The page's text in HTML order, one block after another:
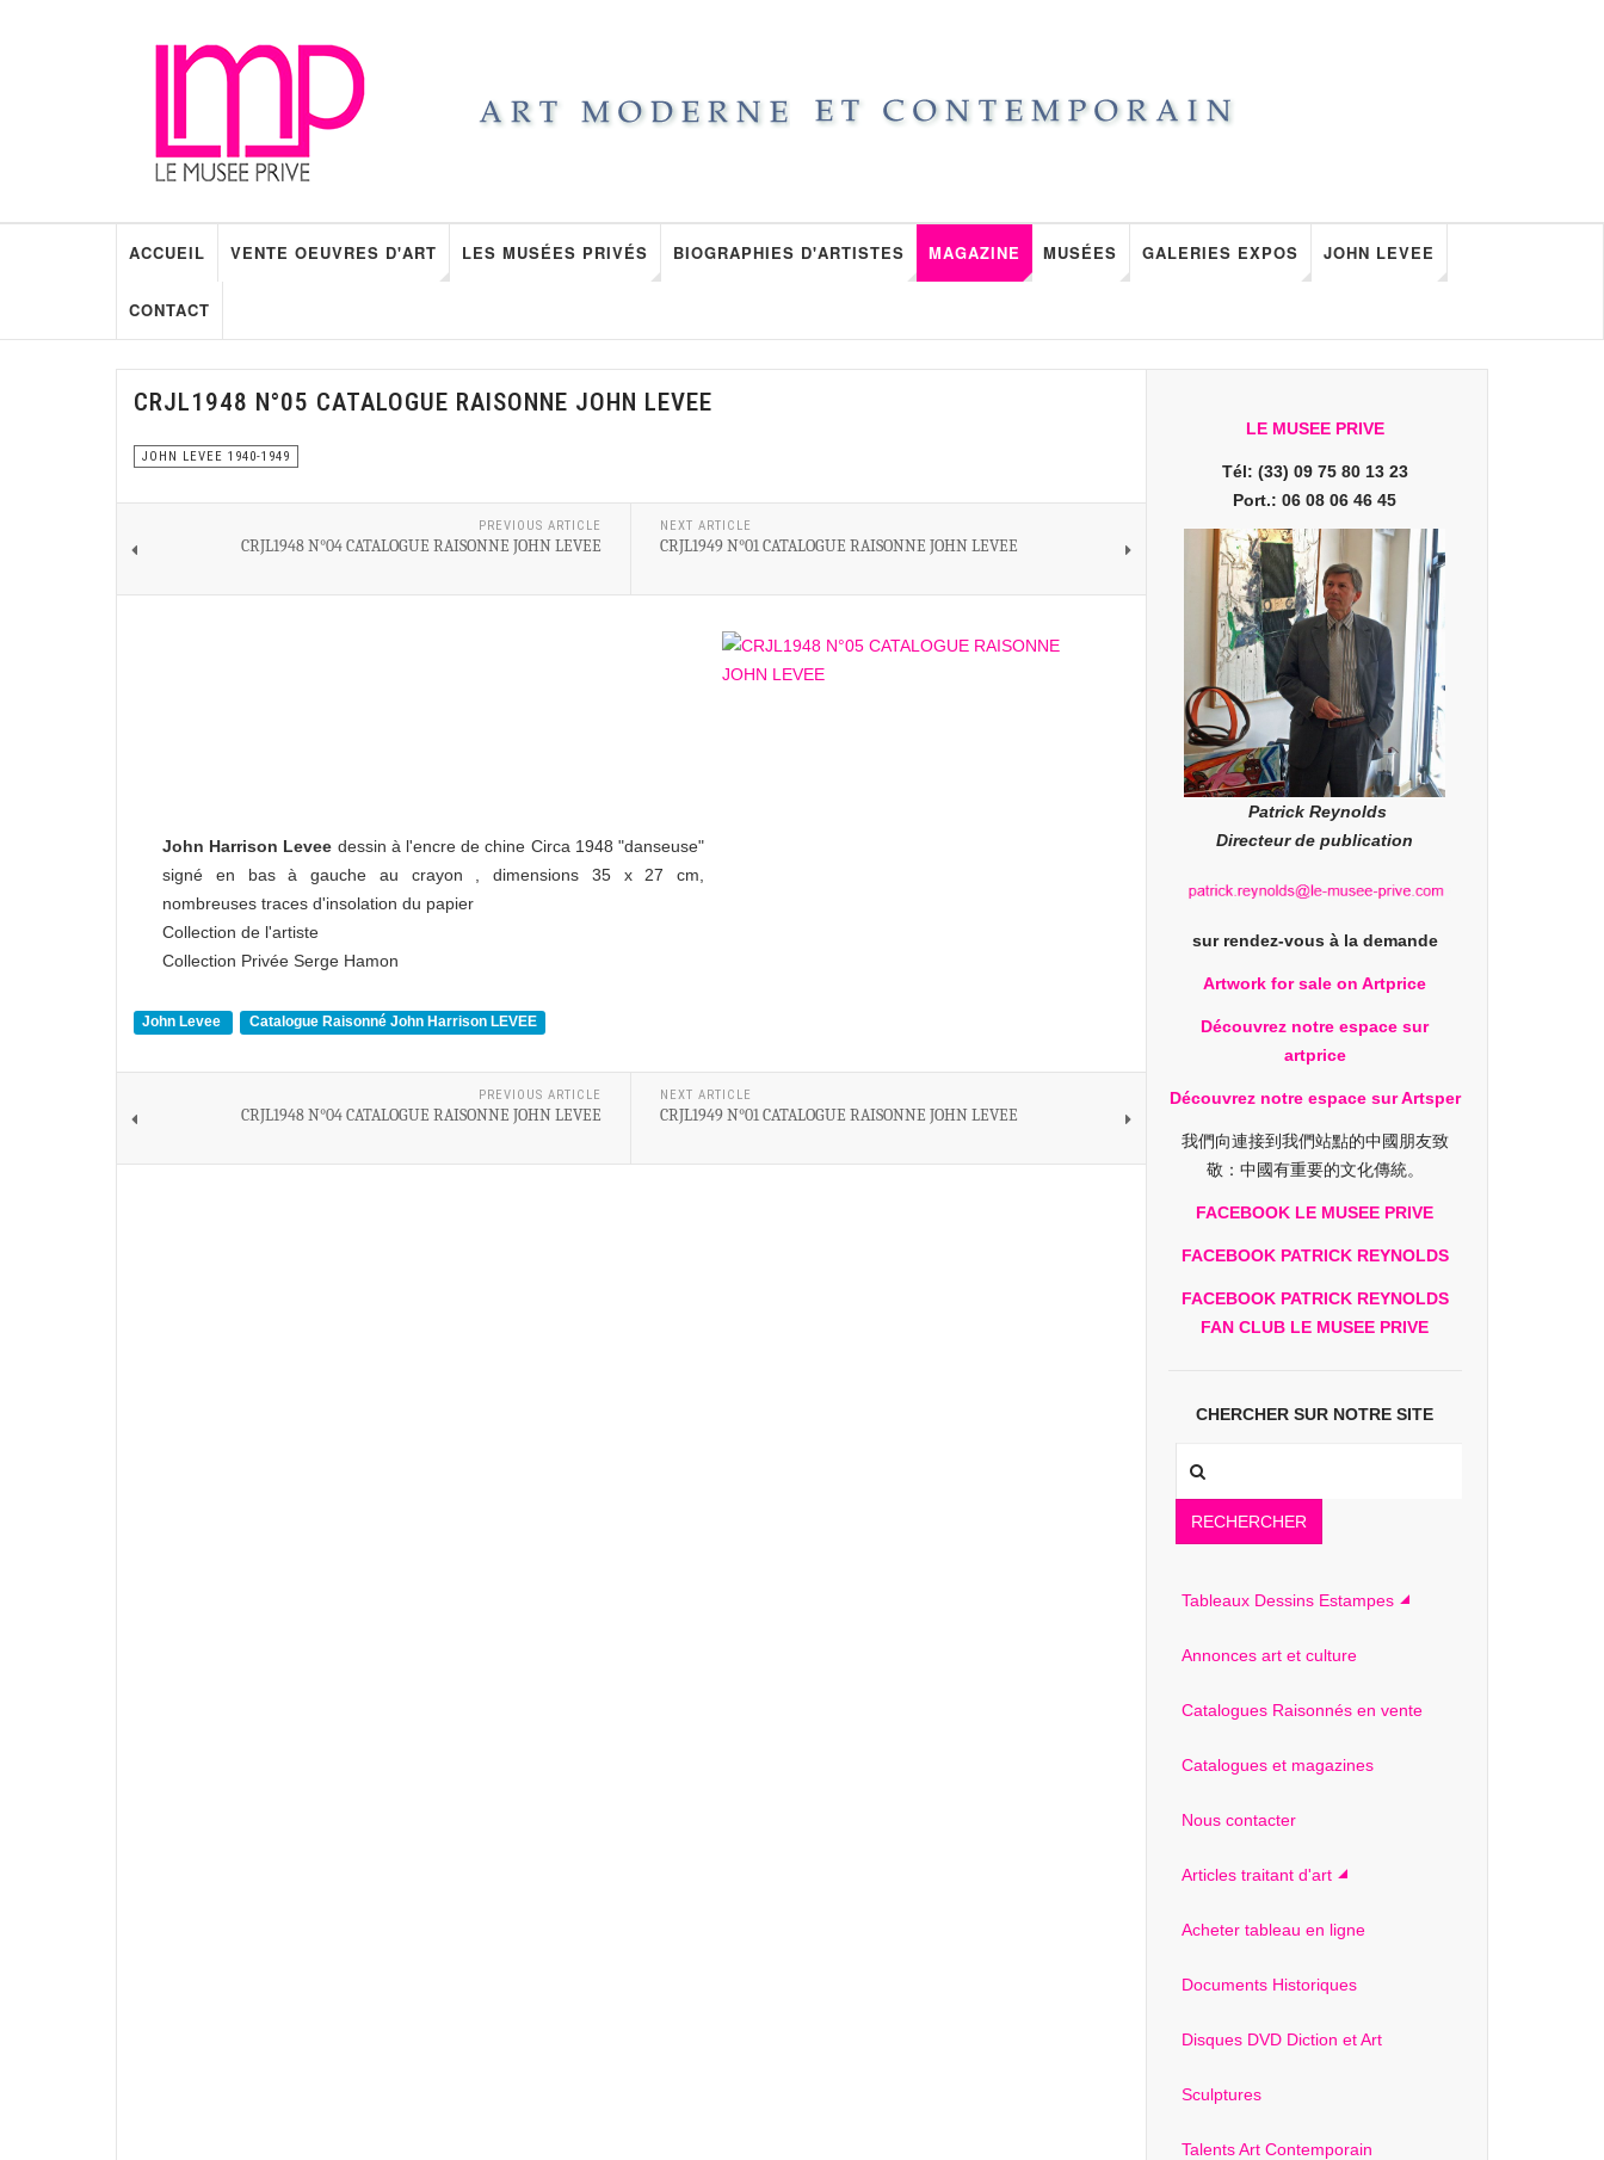
ACCUEIL VENTE OEUVRES D'ART LES MUSÉES PRIVÉS BIOGRAPHIES D'ARTISTES MAGAZINE MUSÉES GALERIES EXPOS JOHN LEVEE
CONTACT
CRJL1948 N°05 CATALOGUE RAISONNE JOHN LEVEE
JOHN LEVEE 1940-1949
PREVIOUS ARTICLE
CRJL1948 N°04 CATALOGUE RAISONNE JOHN LEVEE
NEXT ARTICLE
CRJL1949 N°01 CATALOGUE RAISONNE JOHN LEVEE
John Harrison Levee dessin à l'encre de chine Circa 1948 "danseuse"
signé en bas à gauche au crayon , dimensions 35 x 27 cm,
nombreuses traces d'insolation du papier
Collection de l'artiste
Collection Privée Serge Hamon
John Levee Catalogue Raisonné John Harrison LEVEE
PREVIOUS ARTICLE
CRJL1948 N°04 CATALOGUE RAISONNE JOHN LEVEE
NEXT ARTICLE
CRJL1949 N°01 CATALOGUE RAISONNE JOHN LEVEE
LE MUSEE PRIVE
Tél: (33) 09 75 80 13 23
Port.: 06 08 06 46 45
Patrick Reynolds
Directeur de publication
sur rendez-vous à la demande
Artwork for sale on Artprice
Découvrez notre espace sur
artprice
Découvrez notre espace sur Artsper
我們向連接到我們站點的中國朋友致
敬：中國有重要的文化傳統。
FACEBOOK LE MUSEE PRIVE
FACEBOOK PATRICK REYNOLDS
FACEBOOK PATRICK REYNOLDS
FAN CLUB LE MUSEE PRIVE
CHERCHER SUR NOTRE SITE
RECHERCHER
Tableaux Dessins Estampes
Annonces art et culture
Catalogues Raisonnés en vente
Catalogues et magazines
Nous contacter
Articles traitant d'art
Acheter tableau en ligne
Documents Historiques
Disques DVD Diction et Art
Sculptures
Talents Art Contemporain